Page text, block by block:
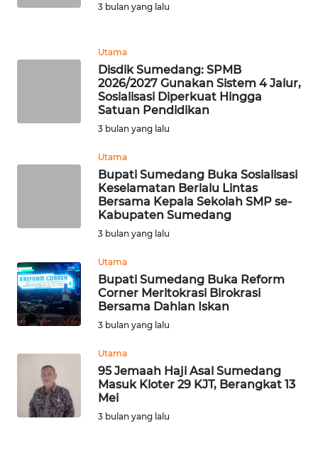
3 bulan yang lalu
Utama
Disdik Sumedang: SPMB
2026/2027 Gunakan Sistem 4 Jalur,
Sosialisasi Diperkuat Hingga
Satuan Pendidikan
3 bulan yang lalu
Utama
Bupati Sumedang Buka Sosialisasi
Keselamatan Berlalu Lintas
Bersama Kepala Sekolah SMP se-
Kabupaten Sumedang
3 bulan yang lalu
Utama
Bupati Sumedang Buka Reform
Corner Meritokrasi Birokrasi
Bersama Dahlan Iskan
3 bulan yang lalu
Utama
95 Jemaah Haji Asal Sumedang
Masuk Kloter 29 KJT, Berangkat 13
Mei
3 bulan yang lalu
WN
WN
BEKASI
WN
DEPOK